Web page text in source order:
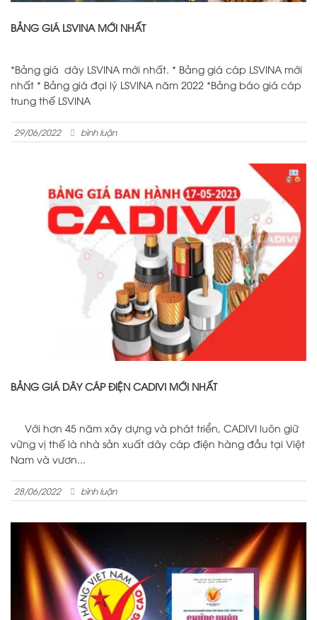
BẢNG GIÁ LSVINA MỚI NHẤT
*Bảng giá dây LSVINA mới nhất. * Bảng giá cáp LSVINA mới
nhất * Bảng giá đại lý LSVINA năm 2022 *Bảng báo giá cáp
trung thế LSVINA
29/06/2022 bình luận
BẢNG GIÁ DÂY CÁP ĐIỆN CADIVI MỚI NHẤT
Với hơn 45 năm xây dựng và phát triển, CADIVI luôn giữ
vững vị thế là nhà sản xuất dây cáp điện hàng đầu tại Việt
Nam và vươn...
28/06/2022 bình luận